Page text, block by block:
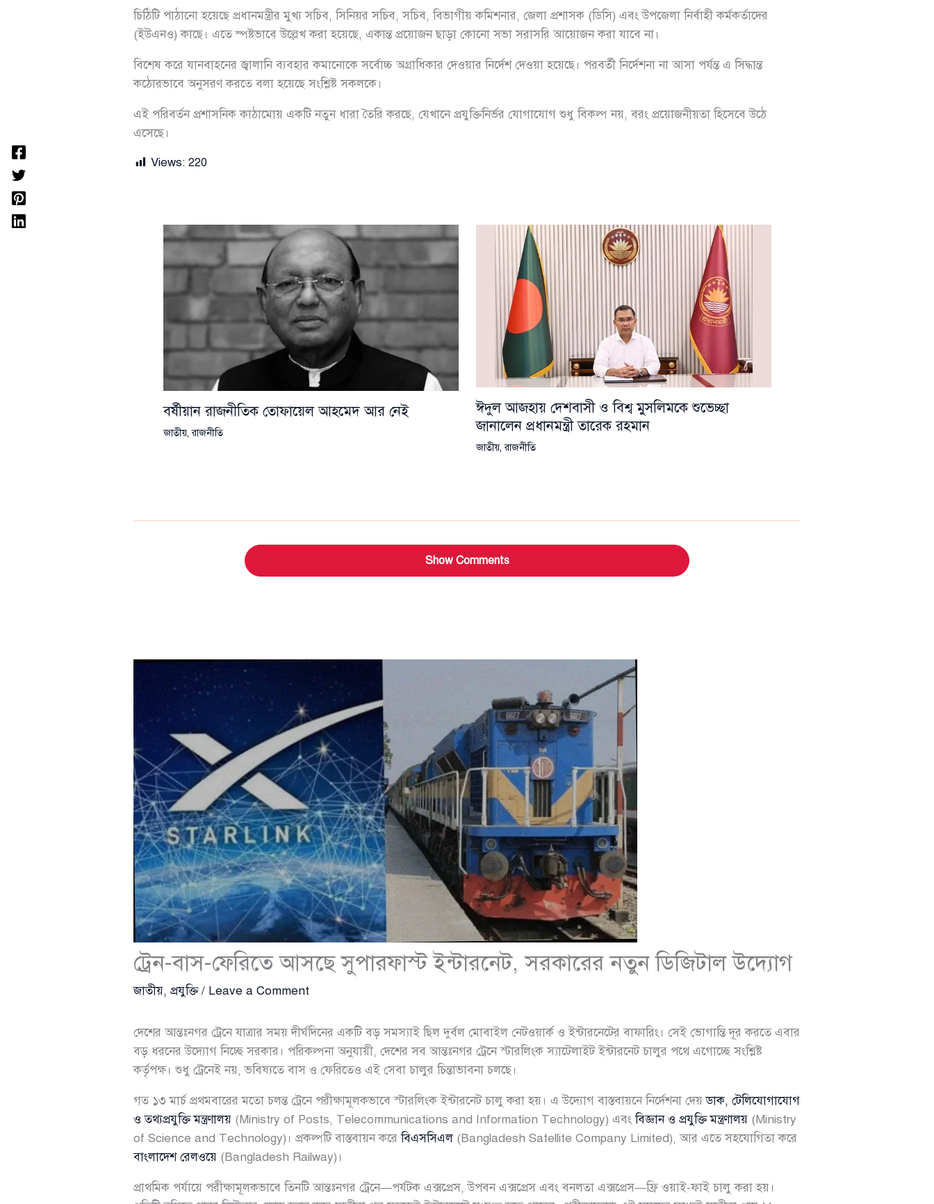
চিঠিটি পাঠানো হয়েছে প্রধানমন্ত্রীর মুখ্য সচিব, সিনিয়র সচিব, সচিব, বিভাগীয় কমিশনার, জেলা প্রশাসক (ডিসি) এবং উপজেলা নির্বাহী কর্মকর্তাদের
(ইউএনও) কাছে। এতে স্পষ্টভাবে উল্লেখ করা হয়েছে, একান্ত প্রয়োজন ছাড়া কোনো সভা সরাসরি আয়োজন করা যাবে না।
বিশেষ করে যানবাহনের জ্বালানি ব্যবহার কমানোকে সর্বোচ্চ অগ্রাধিকার দেওয়ার নির্দেশ দেওয়া হয়েছে। পরবর্তী নির্দেশনা না আসা পর্যন্ত এ সিদ্ধান্ত
কঠোরভাবে অনুসরণ করতে বলা হয়েছে সংশ্লিষ্ট সকলকে।
এই পরিবর্তন প্রশাসনিক কাঠামোয় একটি নতুন ধারা তৈরি করছে, যেখানে প্রযুক্তিনির্ভর যোগাযোগ শুধু বিকল্প নয়, বরং প্রয়োজনীয়তা হিসেবে উঠে
এসেছে।
Views: 220
বর্ষীয়ান রাজনীতিক তোফায়েল আহমেদ আর নেই
জাতীয়,রাজনীতি
ঈদুল আজহায় দেশবাসী ও বিশ্ব মুসলিমকে শুভেচ্ছা
জানালেন প্রধানমন্ত্রী তারেক রহমান
জাতীয়,রাজনীতি
Show Comments
ট্রেন-বাস-ফেরিতে আসছে সুপারফাস্ট ইন্টারনেট, সরকারের নতুন ডিজিটাল উদ্যোগ
জাতীয়, প্রযুক্তি/ Leave a Comment
দেশের আন্তঃনগর ট্রেনে যাত্রার সময় দীর্ঘদিনের একটি বড় সমস্যাই ছিল দুর্বল মোবাইল নেটওয়ার্ক ও ইন্টারনেটের বাফারিং। সেই ভোগান্তি দূর করতে এবার
বড় ধরনের উদ্যোগ নিচ্ছে সরকার। পরিকল্পনা অনুযায়ী, দেশের সব আন্তঃনগর ট্রেনে স্টারলিংক স্যাটেলাইট ইন্টারনেট চালুর পথে এগোচ্ছে সংশ্লিষ্ট
কর্তৃপক্ষ। শুধু ট্রেনেই নয়, ভবিষ্যতে বাস ও ফেরিতেও এই সেবা চালুর চিন্তাভাবনা চলছে।
গত ১৩ মার্চ প্রথমবারের মতো চলন্ত ট্রেনে পরীক্ষামূলকভাবে স্টারলিংক ইন্টারনেট চালু করা হয়। এ উদ্যোগ বাস্তবায়নে নির্দেশনা দেয়ডাক, টেলিযোগাযোগ
ও তথ্যপ্রযুক্তি মন্ত্রণালয় (Ministry of Posts, Telecommunications and Information Technology) এবংবিজ্ঞান ও প্রযুক্তি মন্ত্রণালয় (Ministry
of Science and Technology)। প্রকল্পটি বাস্তবায়ন করেবিএসসিএল (Bangladesh Satellite Company Limited), আর এতে সহযোগিতা করে
বাংলাদেশ রেলওয়ে (Bangladesh Railway)।
প্রাথমিক পর্যায়ে পরীক্ষামূলকভাবে তিনটি আন্তঃনগর ট্রেনে—পর্যটক এক্সপ্রেস, উপবন এক্সপ্রেস এবং বনলতা এক্সপ্রেস—ফ্রি ওয়াই-ফাই চালু করা হয়।